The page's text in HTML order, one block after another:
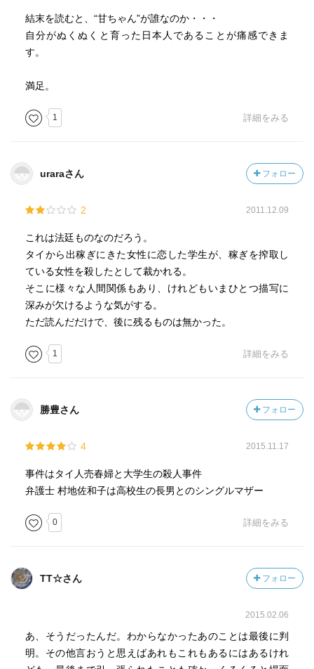
結末を読むと、“甘ちゃん”が誰なのか・・・
自分がぬくぬくと育った日本人であることが痛感できま
す。
満足。
1 詳細をみる
uraraさん フォロー
2 2011.12.09
これは法廷ものなのだろう。
タイから出稼ぎにきた女性に恋した学生が、稼ぎを搾取し
ている女性を殺したとして裁かれる。
そこに様々な人間関係もあり、けれどもいまひとつ描写に
深みが欠けるような気がする。
ただ読んだだけで、後に残るものは無かった。
1 詳細をみる
勝豊さん フォロー
4 2015.11.17
事件はタイ人売春婦と大学生の殺人事件
弁護士 村地佐和子は高校生の長男とのシングルマザー
0 詳細をみる
TT☆さん フォロー
2015.02.06
あ、そうだったんだ。わからなかったあのことは最後に判
明。その他言おうと思えばあれもこれもあるにはあるけれ